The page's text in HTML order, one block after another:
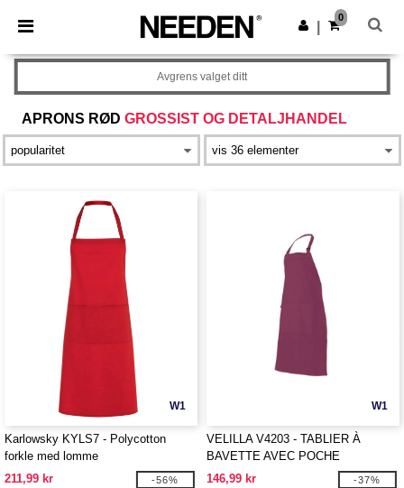
× Needen-app
Bedre priser i appen!
Last ned app
0
APRONS RØD GROSSIST OG DETALJHANDEL
Avgrens valget ditt
W1
Karlowsky KYLS7 - Polycotton
forkle med lomme
211,99 kr
-56%
W1
VELILLA V4203 - TABLIER À
BAVETTE AVEC POCHE
146,99 kr
-37%